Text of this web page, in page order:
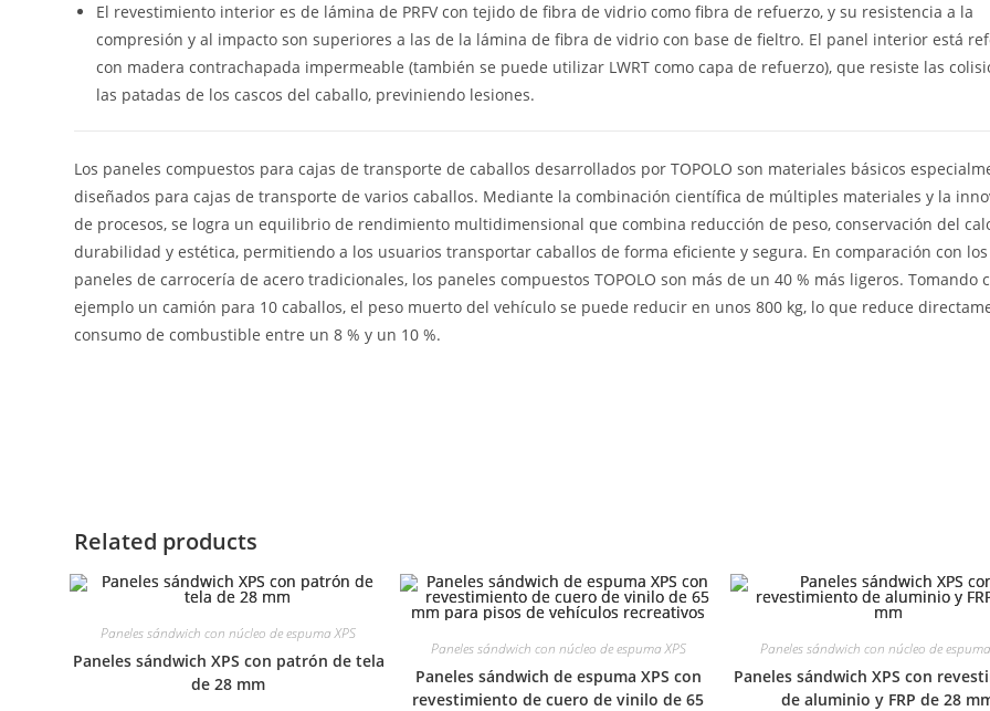
El revestimiento interior es de lámina de PRFV con tejido de fibra de vidrio como fibra de refuerzo, y su resistencia a la
compresión y al impacto son superiores a las de la lámina de fibra de vidrio con base de fieltro. El panel interior está
con madera contrachapada impermeable (también se puede utilizar LWRT como capa de refuerzo), que resiste las
las patadas de los cascos del caballo, previniendo lesiones.
Los paneles compuestos para cajas de transporte de caballos desarrollados por TOPOLO son materiales básicos
diseñados para cajas de transporte de varios caballos. Mediante la combinación científica de múltiples materiales y la
de procesos, se logra un equilibrio de rendimiento multidimensional que combina reducción de peso, conservación del
durabilidad y estética, permitiendo a los usuarios transportar caballos de forma eficiente y segura. En comparación con los
paneles de carrocería de acero tradicionales, los paneles compuestos TOPOLO son más de un 40 % más ligeros. Tomando
ejemplo un camión para 10 caballos, el peso muerto del vehículo se puede reducir en unos 800 kg, lo que reduce
consumo de combustible entre un 8 % y un 10 %.
Related products
Paneles sándwich con núcleo de espuma XPS
Paneles sándwich XPS con patrón de tela
de 28 mm
Paneles sándwich con núcleo de espuma XPS
Paneles sándwich de espuma XPS con
revestimiento de cuero de vinilo de 65
Paneles sándwich con núcleo de
Paneles sándwich XPS con
de aluminio y FRP de 28